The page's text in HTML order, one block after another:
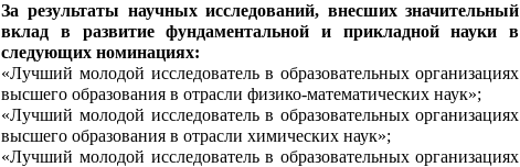
За результаты научных исследований, внесших значительный
вклад в развитие фундаментальной и прикладной науки в
следующих номинациях:
«Лучший молодой исследователь в образовательных организациях
высшего образования в отрасли физико-математических наук»;
«Лучший молодой исследователь в образовательных организациях
высшего образования в отрасли химических наук»;
«Лучший молодой исследователь в образовательных организациях